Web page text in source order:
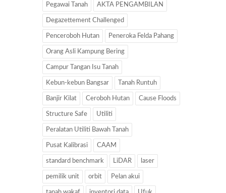
Pegawai Tanah AKTA PENGAMBILAN
Degazettement Challenged
Penceroboh Hutan Peneroka Felda Pahang
Orang Asli Kampung Bering
Campur Tangan Isu Tanah
Kebun-kebun Bangsar Tanah Runtuh
Banjir Kilat Ceroboh Hutan Cause Floods
Structure Safe Utiliti
Peralatan Utiliti Bawah Tanah
Pusat Kalibrasi CAAM
standard benchmark LiDAR laser
pemilik unit orbit Pelan akui